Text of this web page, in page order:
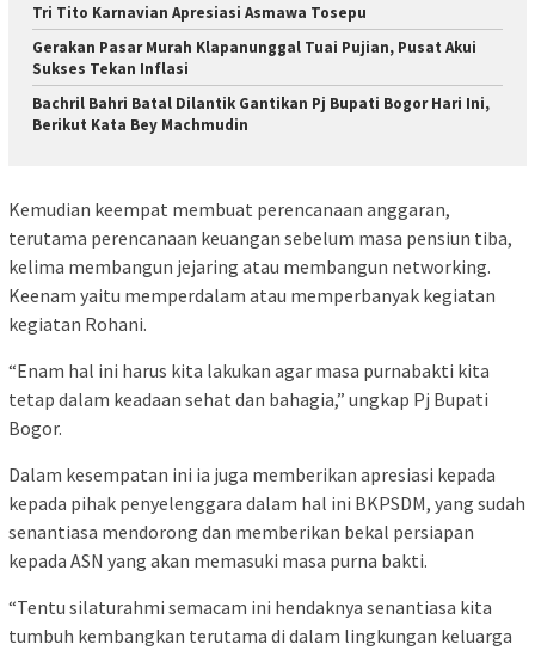
Tri Tito Karnavian Apresiasi Asmawa Tosepu
Gerakan Pasar Murah Klapanunggal Tuai Pujian, Pusat Akui
Sukses Tekan Inflasi
Bachril Bahri Batal Dilantik Gantikan Pj Bupati Bogor Hari Ini,
Berikut Kata Bey Machmudin
Kemudian keempat membuat perencanaan anggaran,
terutama perencanaan keuangan sebelum masa pensiun tiba,
kelima membangun jejaring atau membangun networking.
Keenam yaitu memperdalam atau memperbanyak kegiatan
kegiatan Rohani.
“Enam hal ini harus kita lakukan agar masa purnabakti kita
tetap dalam keadaan sehat dan bahagia,” ungkap Pj Bupati
Bogor.
Dalam kesempatan ini ia juga memberikan apresiasi kepada
kepada pihak penyelenggara dalam hal ini BKPSDM, yang sudah
senantiasa mendorong dan memberikan bekal persiapan
kepada ASN yang akan memasuki masa purna bakti.
“Tentu silaturahmi semacam ini hendaknya senantiasa kita
tumbuh kembangkan terutama di dalam lingkungan keluarga